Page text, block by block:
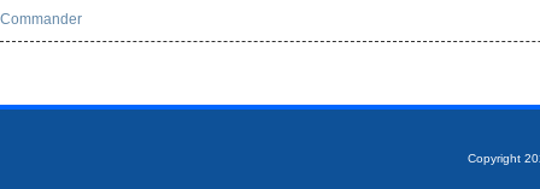
Commander
Copyright